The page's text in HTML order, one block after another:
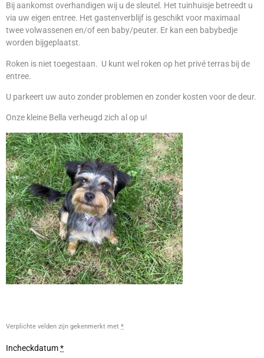
Bij aankomst overhandigen wij u de sleutel. Het tuinhuisje betreedt u
via uw eigen entree. Het gastenverblijf is geschikt voor maximaal
twee volwassenen en/of een baby/peuter. Er kan een babybedje
worden bijgeplaatst.
Roken is niet toegestaan. U kunt wel roken op het privé terras bijde
entree.
U parkeert uw auto zonder problemen en zonder kosten voor de deur.
Onze kleine Bella verheugd zich al op u!
Verplichte velden zijn gekenmerkt met *
Incheckdatum*